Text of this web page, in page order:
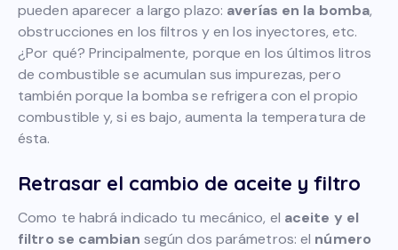
pueden aparecer a largo plazo: averías en la bomba,
obstrucciones en los filtros y en los inyectores, etc.
¿Por qué? Principalmente, porque en los últimos litros
de combustible se acumulan sus impurezas, pero
también porque la bomba se refrigera con el propio
combustible y, si es bajo, aumenta la temperatura de
ésta.
Retrasar el cambio de aceite y filtro
Como te habrá indicado tu mecánico, el aceite y el
filtro se cambian según dos parámetros: el número